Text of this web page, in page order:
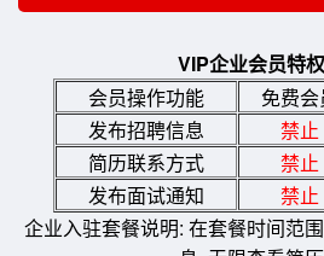
VIP企业会员特
会员操作功能
免费会
发布招聘信息
禁止
简历联系方式
禁止
发布面试通知
禁止
企业入驻套餐说明: 在套餐时间范